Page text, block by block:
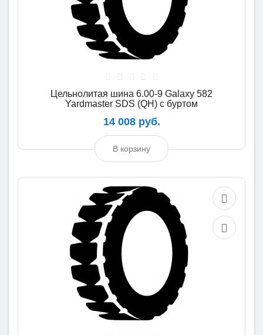
Цельнолитая шина 6.00-9 Galaxy 582
Yardmaster SDS (QH) с буртом
14 008 руб.
В корзину